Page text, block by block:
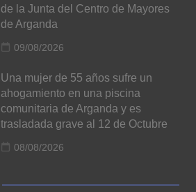
de la Junta del Centro de Mayores
de Arganda
09/08/2026
Una mujer de 55 años sufre un
ahogamiento en una piscina
comunitaria de Arganda y es
trasladada grave al 12 de Octubre
08/08/2026